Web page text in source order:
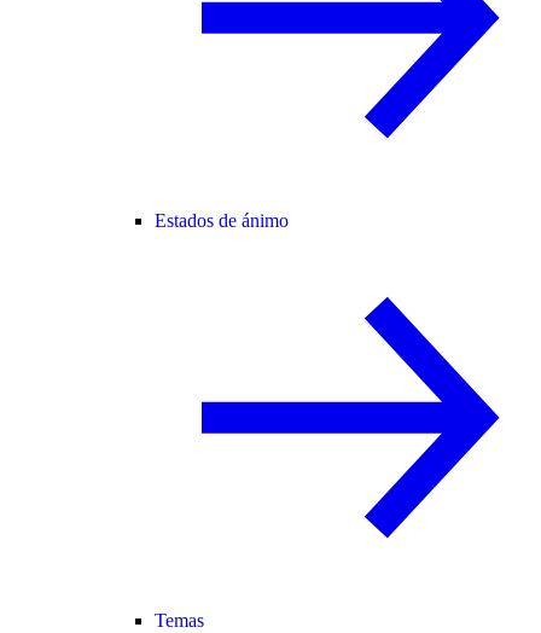
Estados de ánimo
Temas